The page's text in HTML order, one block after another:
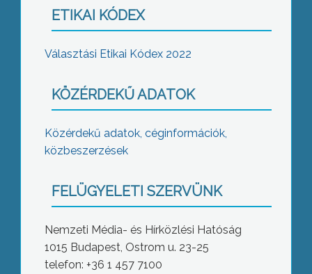
ETIKAI KÓDEX
Választási Etikai Kódex 2022
KÖZÉRDEKŰ ADATOK
Közérdekű adatok, céginformációk,
közbeszerzések
FELÜGYELETI SZERVÜNK
Nemzeti Média- és Hírközlési Hatóság
1015 Budapest, Ostrom u. 23-25
telefon: +36 1 457 7100